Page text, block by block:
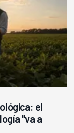
el
"va a